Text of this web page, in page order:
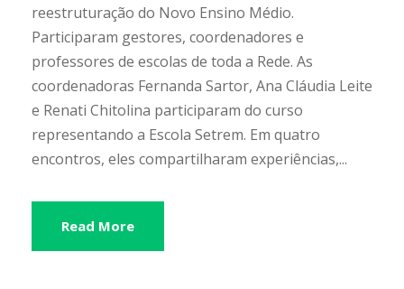
reestruturação do Novo Ensino Médio.
Participaram gestores, coordenadores e
professores de escolas de toda a Rede. As
coordenadoras Fernanda Sartor, Ana Cláudia Leite
e Renati Chitolina participaram do curso
representando a Escola Setrem. Em quatro
encontros, eles compartilharam experiências,...
Read More